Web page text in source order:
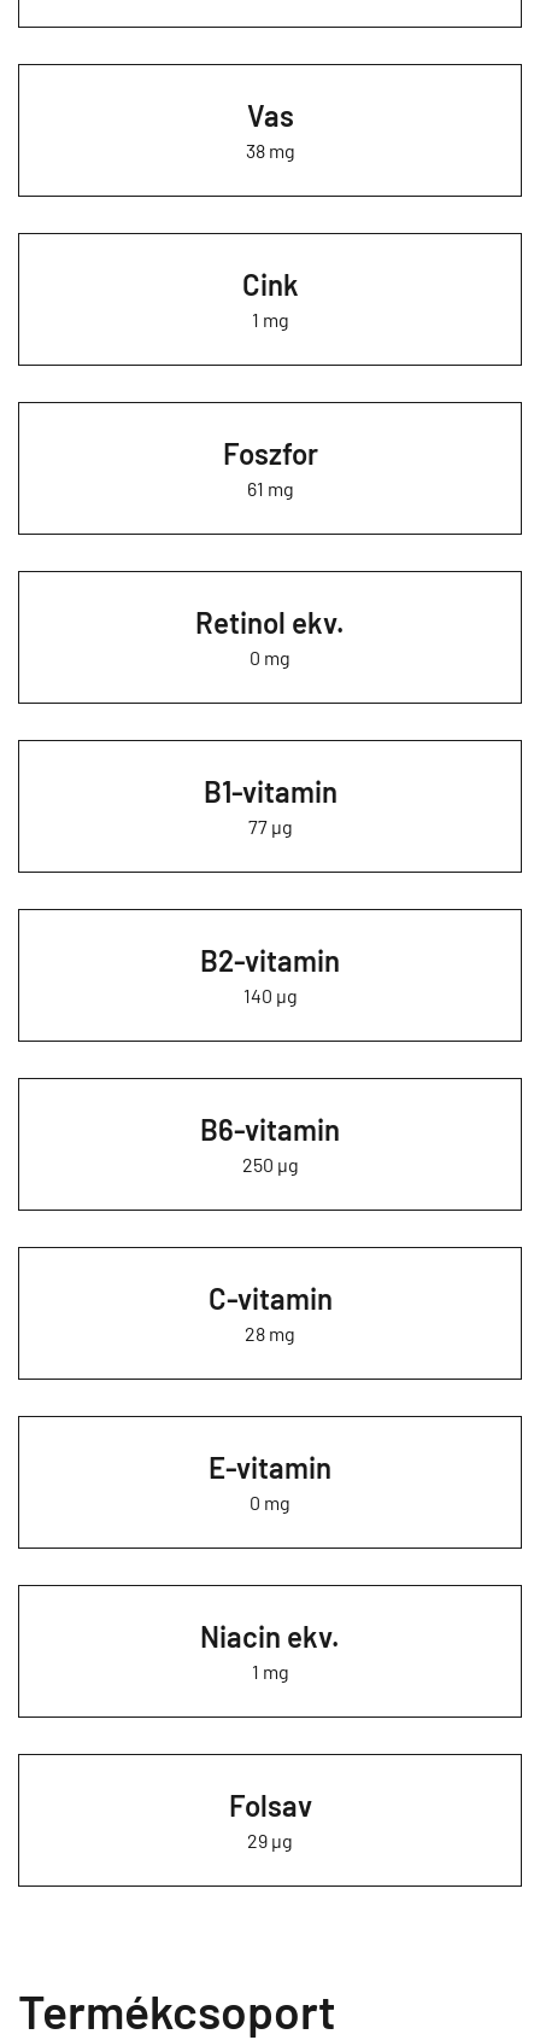
Vas
38 mg
Cink
1 mg
Foszfor
61 mg
Retinol ekv.
0 mg
B1-vitamin
77 µg
B2-vitamin
140 µg
B6-vitamin
250 µg
C-vitamin
28 mg
E-vitamin
0 mg
Niacin ekv.
1 mg
Folsav
29 µg
Termékcsoport